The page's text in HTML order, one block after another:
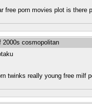
free porn movies plot is there
2000s cosmopolitan
twinks really young free milf